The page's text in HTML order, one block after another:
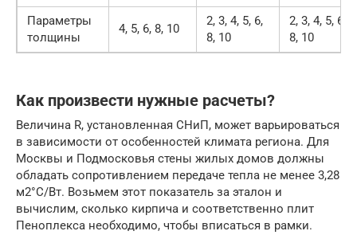
Параметры
толщины
4, 5, 6, 8, 10
2, 3, 4, 5, 6,
8, 10
2, 3, 4, 5, 6,
8, 10
Как произвести нужные расчеты?
Величина R, установленная СНиП, может варьироваться
в зависимости от особенностей климата региона. Для
Москвы и Подмосковья стены жилых домов должны
обладать сопротивлением передаче тепла не менее 3,28
м2°C/Вт. Возьмем этот показатель за эталон и
вычислим, сколько кирпича и соответственно плит
Пеноплекса необходимо, чтобы вписаться в рамки.